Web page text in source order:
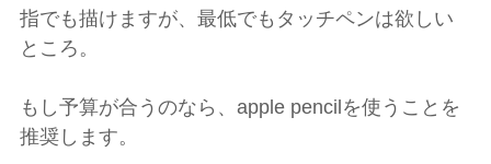
指でも描けますが、最低でもタッチペンは欲しい
ところ。
もし予算が合うのなら、apple pencilを使うことを
推奨します。